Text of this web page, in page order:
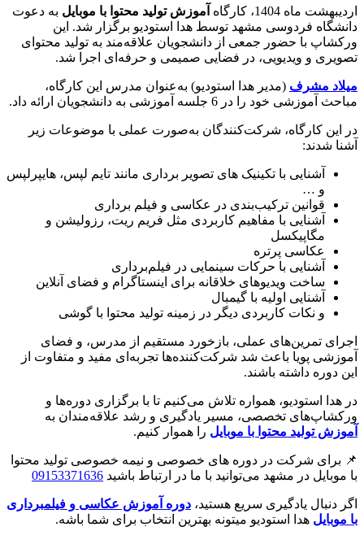
اردیبهشت ماه 1404، کارگاه آموزش تولید محتوا با موبایل به دعوت
دانشگاه فردوسی مشهد توسط هدا استودیو برگزار شد. این
ورکشاپ با حضور جمعی از دانشجویان علاقه‌مند به تولید محتوای
تصویری و ویدیویی، در فضایی صمیمی و حرفه‌ای اجرا شد.
میلاد مشرف (مدیر هدا استودیو) به‌عنوان مدرس این کارگاه،
مباحث آموزشی خود را در 6 جلسه آموزشی به دانشجویان ارائه داد.
در این کارگاه، شرکت‌کنندگان به‌صورت عملی با موضوعات زیر
آشنا شدند:
آشنایی با تکینیک های تصویر برداری مانند تایم لپس، هایپرلپس
و …
قوانین ترکیب‌بندی در عکاسی و فیلم برداری
آشنایی با مفاهیم کاربردی مثل فریم ریت، رزولیشن و
مگاپیکسل
عکاسی پرتره
آشنایی با حرکات سینمایی در فیلم‌برداری
ساخت ویدیوهای خلاقانه برای اینستاگرام و فضای آنلاین
آشنایی اولیه با گیمبال
و نکات کاربردی دیگر در زمینه تولید محتوا با گوشی
اجرای تمرین‌های عملی، بازخورد مستقیم از مدرس، و فضای
آموزشی پویا باعث شد شرکت‌کننده‌ها تجربه‌ای مفید و متفاوت از
این دوره داشته باشند.
در هدا استودیو، همواره تلاش می‌کنیم تا با برگزاری دوره‌ها و
ورکشاپ‌های تخصصی، مسیر یادگیری و رشد علاقه‌مندان به
آموزش تولید محتوا با موبایل را هموار کنیم.
📌 برای شرکت در دوره های خصوصی و نیمه خصوصی تولید محتوا
با موبایل در مشهد می‌توانید با ما در ارتباط باشید 09153371636
اگر دنبال یادگیری سریع هستید، دوره آموزش عکاسی و فیلمبرداری
با موبایل هدا استودیو میتونه بهترین انتخاب برای شما باشه.